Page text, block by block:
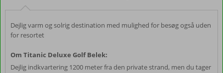
Dejlig varm og solrig destination med mulighed for besøg også uden
for resortet
Om Titanic Deluxe Golf Belek:
Dejlig indkvartering 1200 meter fra den private strand, men du tager